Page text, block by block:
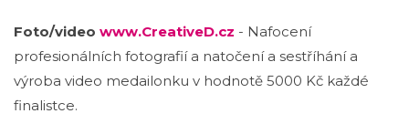
Foto/video www.CreativeD.cz - Nafocení
profesionálních fotografií a natočení a sestříhání a
výroba video medailonku v hodnotě 5000 Kč každé
finalistce.